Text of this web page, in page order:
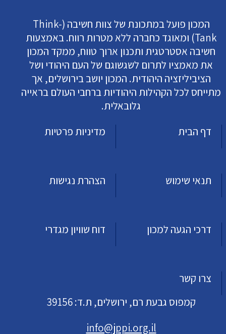
המכון פועל במתכונת של צוות חשיבה (Think-
Tank) ומאוגד כחברה ללא מטרות רווח. באמצעות
חשיבה אסטרטגית ותכנון ארוך טווח, ממקד המכון
את מאמציו לתרום לשגשוגם של העם היהודי ושל
הציביליזציה היהודית. המכון יושב בירושלים, אך
מתייחס לכל הקהילות היהודיות ברחבי העולם בראייה
גלובאלית.
דף הבית
מדיניות פרטיות
תנאי שימוש הצהרת נגישות
דרכי הגעה למכון דוח שוויון מגדרי
צרו קשר
קמפוס גבעת רם, ירושלים, ת.ד: 39156
info@jppi.org.il